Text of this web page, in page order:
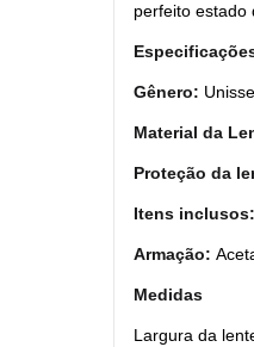
perfeito estado
Gênero:
Material da
Proteção da
Itens inclusos:
Armação:
Medidas
Largura da